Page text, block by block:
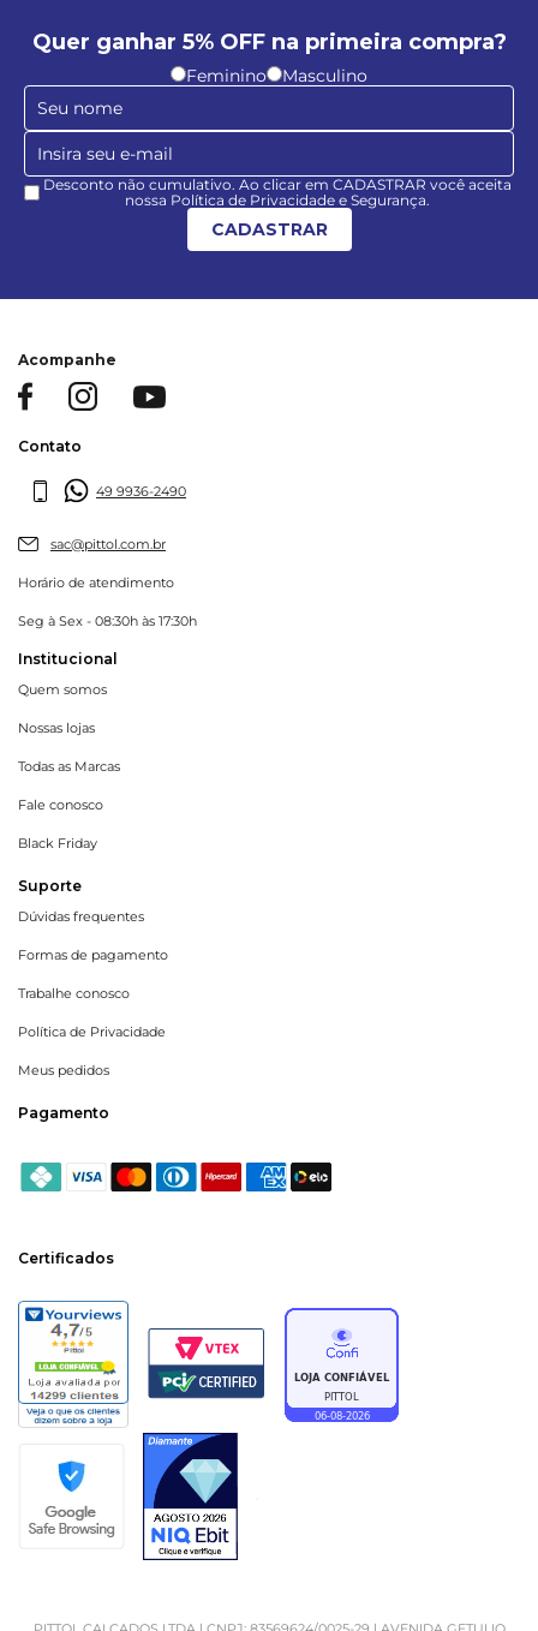
Quer ganhar 5% OFF na primeira compra?
Feminino Masculino
Desconto não cumulativo. Ao clicar em CADASTRAR você aceita
nossa Política de Privacidade e Segurança.
CADASTRAR
Acompanhe
Contato
49 9936-2490
sac@pittol.com.br
Horário de atendimento
Seg à Sex - 08:30h às 17:30h
Institucional
Quem somos
Nossas lojas
Todas as Marcas
Fale conosco
Black Friday
Suporte
Dúvidas frequentes
Formas de pagamento
Trabalhe conosco
Política de Privacidade
Meus pedidos
Pagamento
Certificados